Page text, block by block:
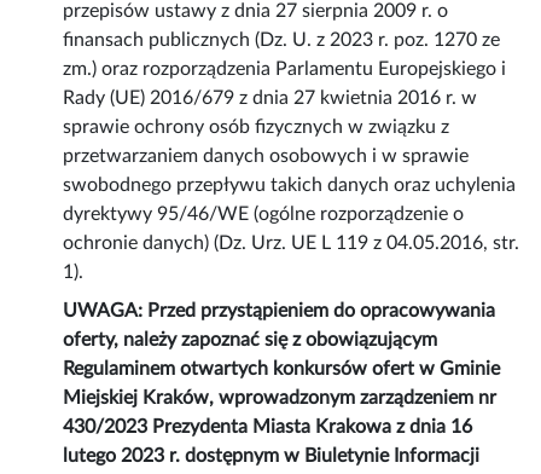
przepisów ustawy z dnia 27 sierpnia 2009 r. o
finansach publicznych (Dz. U. z 2023 r. poz. 1270 ze
zm.) oraz rozporządzenia Parlamentu Europejskiego i
Rady (UE) 2016/679 z dnia 27 kwietnia 2016 r. w
sprawie ochrony osób fizycznych w związku z
przetwarzaniem danych osobowych i w sprawie
swobodnego przepływu takich danych oraz uchylenia
dyrektywy 95/46/WE (ogólne rozporządzenie o
ochronie danych) (Dz. Urz. UE L 119 z 04.05.2016, str.
1).
UWAGA: Przed przystąpieniem do opracowywania
oferty, należy zapoznać się z obowiązującym
Regulaminem otwartych konkursów ofert w Gminie
Miejskiej Kraków, wprowadzonym zarządzeniem nr
430/2023 Prezydenta Miasta Krakowa z dnia 16
lutego 2023 r. dostępnym w Biuletynie Informacji